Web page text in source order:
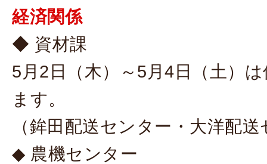
経済関係
◆ 資材課
5月2日（木）～5月4日（土）
ます。
（鉾田配送センター・大洋配
◆ 農機センター